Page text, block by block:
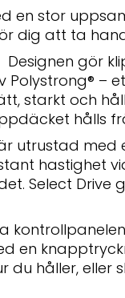
en stor
dig att ta
Designen gör
Polystrong® –
starkt och
hålls
är utrustad
hastighet
Select
en
du håller,